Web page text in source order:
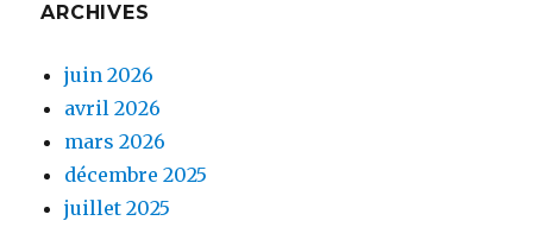
ARCHIVES
juin 2026
avril 2026
mars 2026
décembre 2025
juillet 2025